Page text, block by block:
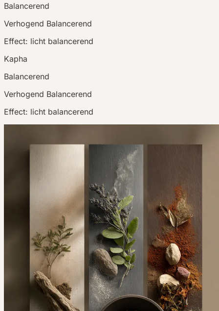
Balancerend
Verhogend Balancerend
Effect: licht balancerend
Kapha
Balancerend
Verhogend Balancerend
Effect: licht balancerend